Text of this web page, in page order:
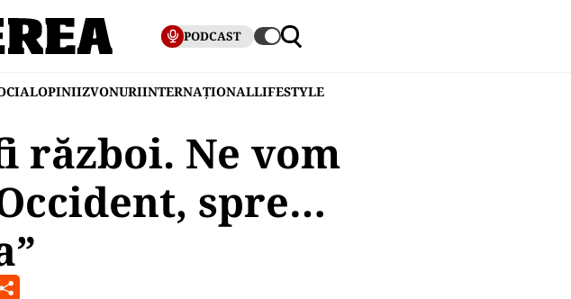
PODCAST
OPINIIZVONURIINTERNAȚIONALLIFESTYLE
război. Ne vom
spre…